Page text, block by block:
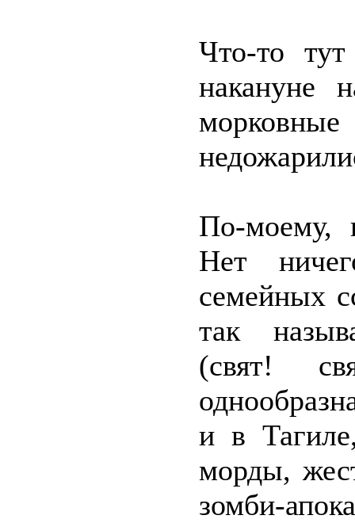
Что-то
накануне
По-моему,
Нет
семейных
так
(свят!
и в
морды,
зомби-